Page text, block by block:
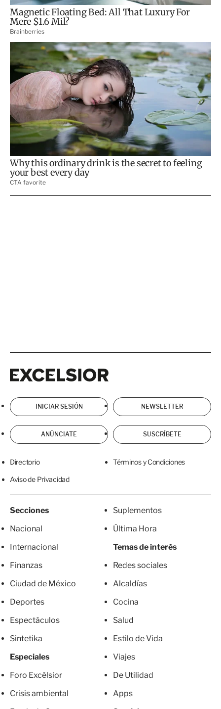
INICIAR SESIÓN NEWSLETTER
ANÚNCIATE SUSCRÍBETE
Directorio Términos y Condiciones
Aviso de Privacidad
Secciones
Nacional
Internacional
Finanzas
Ciudad de México
Deportes
Espectáculos
Sintetika
Especiales
Foro Excélsior
Crisis ambiental
Suplementos
Última Hora
Temas de interés
Redes sociales
Alcaldías
Cocina
Salud
Estilo de Vida
Viajes
De Utilidad
Apps